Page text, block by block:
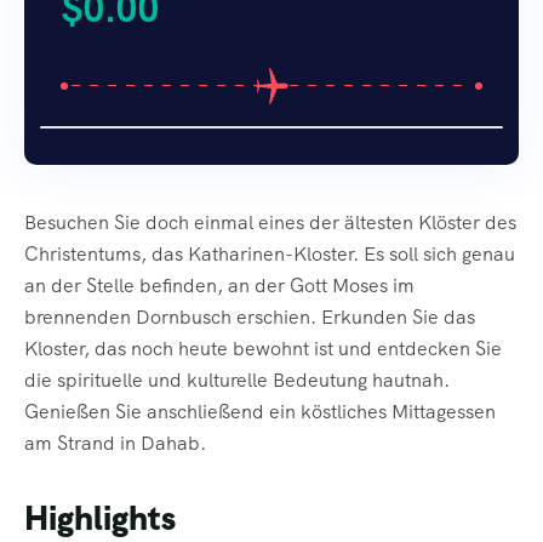
Besuchen Sie doch einmal eines der ältesten Klöster des
Christentums, das Katharinen-Kloster. Es soll sich genau
an der Stelle befinden, an der Gott Moses im
brennenden Dornbusch erschien. Erkunden Sie das
Kloster, das noch heute bewohnt ist und entdecken Sie
die spirituelle und kulturelle Bedeutung hautnah.
Genießen Sie anschließend ein köstliches Mittagessen
am Strand in Dahab.
Highlights